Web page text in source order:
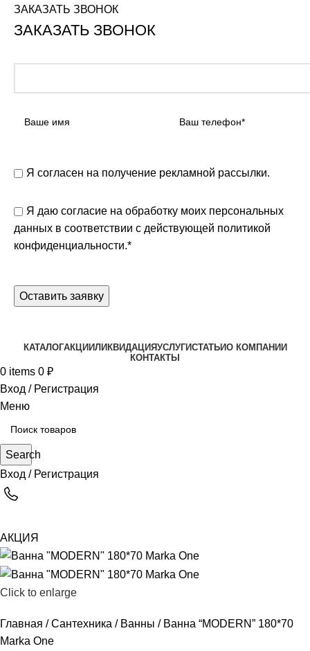
ЗАКАЗАТЬ ЗВОНОК
ЗАКАЗАТЬ ЗВОНОК
Я согласен на получение рекламной рассылки.
Я даю согласие на обработку моих персональных
данных в соответствии с действующей политикой
конфиденциальности.*
КАТАЛОГАКЦИИЛИКВИДАЦИЯУСЛУГИСТАТЬИО КОМПАНИИ
КОНТАКТЫ
0 items 0 ₽
Вход / Регистрация
Меню
Search
Вход / Регистрация
АКЦИЯ
Click to enlarge
Главная Сантехника Ванны
Ванна “MODERN” 180*70
Marka One